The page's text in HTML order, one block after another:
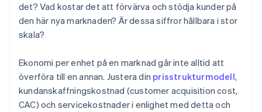
det? Vad kostar det att förvärva och stödja kunder på
den här nya marknaden? Är dessa siffror hållbara i stor
skala?
Ekonomi per enhet på en marknad går inte alltid att
överföra till en annan. Justera din prisstrukturmodell,
kundanskaffningskostnad (customer acquisition cost,
CAC) och servicekostnader i enlighet med detta och